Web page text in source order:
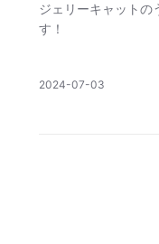
ジェリーキャットの
す！
公
2024-07-03